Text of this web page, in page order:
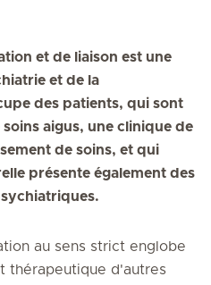
et de liaison est une
et de la
des patients, qui sont
aigus, une clinique de
de soins, et qui
présente également des
au sens strict englobe
thérapeutique d'autres